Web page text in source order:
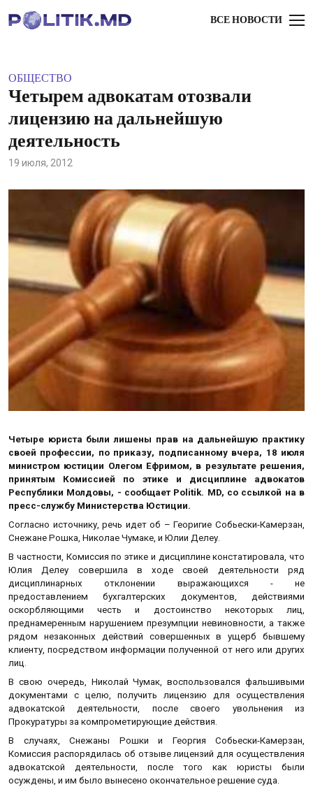
ВСЕ НОВОСТИ
ОБЩЕСТВО
Четырем адвокатам отозвали
лицензию на дальнейшую
деятельность
19 июля, 2012
Четыре юриста были лишены прав на дальнейшую практику
своей профессии, по приказу, подписанному вчера, 18 июля
министром юстиции Олегом Ефримом, в результате решения,
принятым Комиссией по этике и дисциплине адвокатов
Республики Молдовы, - сообщает Politik. MD, со ссылкой на в
пресс-службу Министерства Юстиции.
Согласно источнику, речь идет об – Георигие Собьески-Камерзан,
Снежане Рошка, Николае Чумаке, и Юлии Делеу.
В частности, Комиссия по этике и дисциплине констатировала, что
Юлия Делеу совершила в ходе своей деятельности ряд
дисциплинарных отклонении выражающихся - не
предоставлением бухгалтерских документов, действиями
оскорбляющими честь и достоинство некоторых лиц,
преднамеренным нарушением презумпции невиновности, а также
рядом незаконных действий совершенных в ущерб бывшему
клиенту, посредством информации полученной от него или других
лиц.
В свою очередь, Николай Чумак, воспользовался фальшивыми
документами с целю, получить лицензию для осуществления
адвокатской деятельности, после своего увольнения из
Прокуратуры за компрометирующие действия.
В случаях, Снежаны Рошки и Георгия Собьески-Камерзан,
Комиссия распорядилась об отзыве лицензий для осуществления
адвокатской деятельности, после того как юристы были
осуждены, и им было вынесено окончательное решение суда.